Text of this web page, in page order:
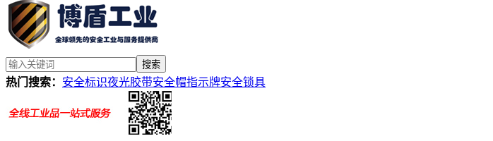
搜索
热门搜索： 安全标识夜光胶带安全帽指示牌安全锁具